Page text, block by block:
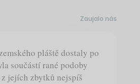
Zaujalo nás
pláště dostaly po
součástí rané podoby
z jejích zbytků nejspíš